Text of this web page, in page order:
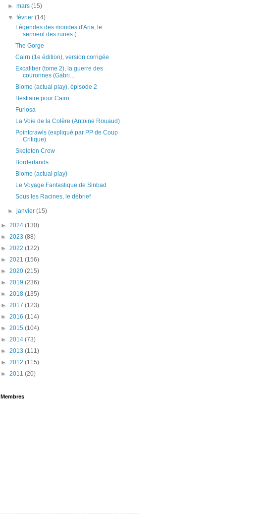
►mars(15)
▼février(14)
Légendes des mondes d'Aria, le
serment des runes (...
The Gorge
Cairn (1e édition), version corrigée
Excaliber (tome 2), la guerre des
couronnes (Gabri...
Biome (actual play), épisode 2
Bestiaire pour Cairn
Furiosa
La Voie de la Colère (Antoine Rouaud)
Pointcrawls (expliqué par PP de Coup
Critique)
Skeleton Crew
Borderlands
Biome (actual play)
Le Voyage Fantastique de Sinbad
Sous les Racines, le débrief
►janvier(15)
► 2024 (130)
► 2023 (88)
► 2022 (122)
► 2021 (156)
► 2020 (215)
► 2019 (236)
► 2018 (135)
► 2017 (123)
► 2016 (114)
► 2015 (104)
► 2014 (73)
► 2013 (111)
► 2012 (115)
► 2011 (20)
Membres